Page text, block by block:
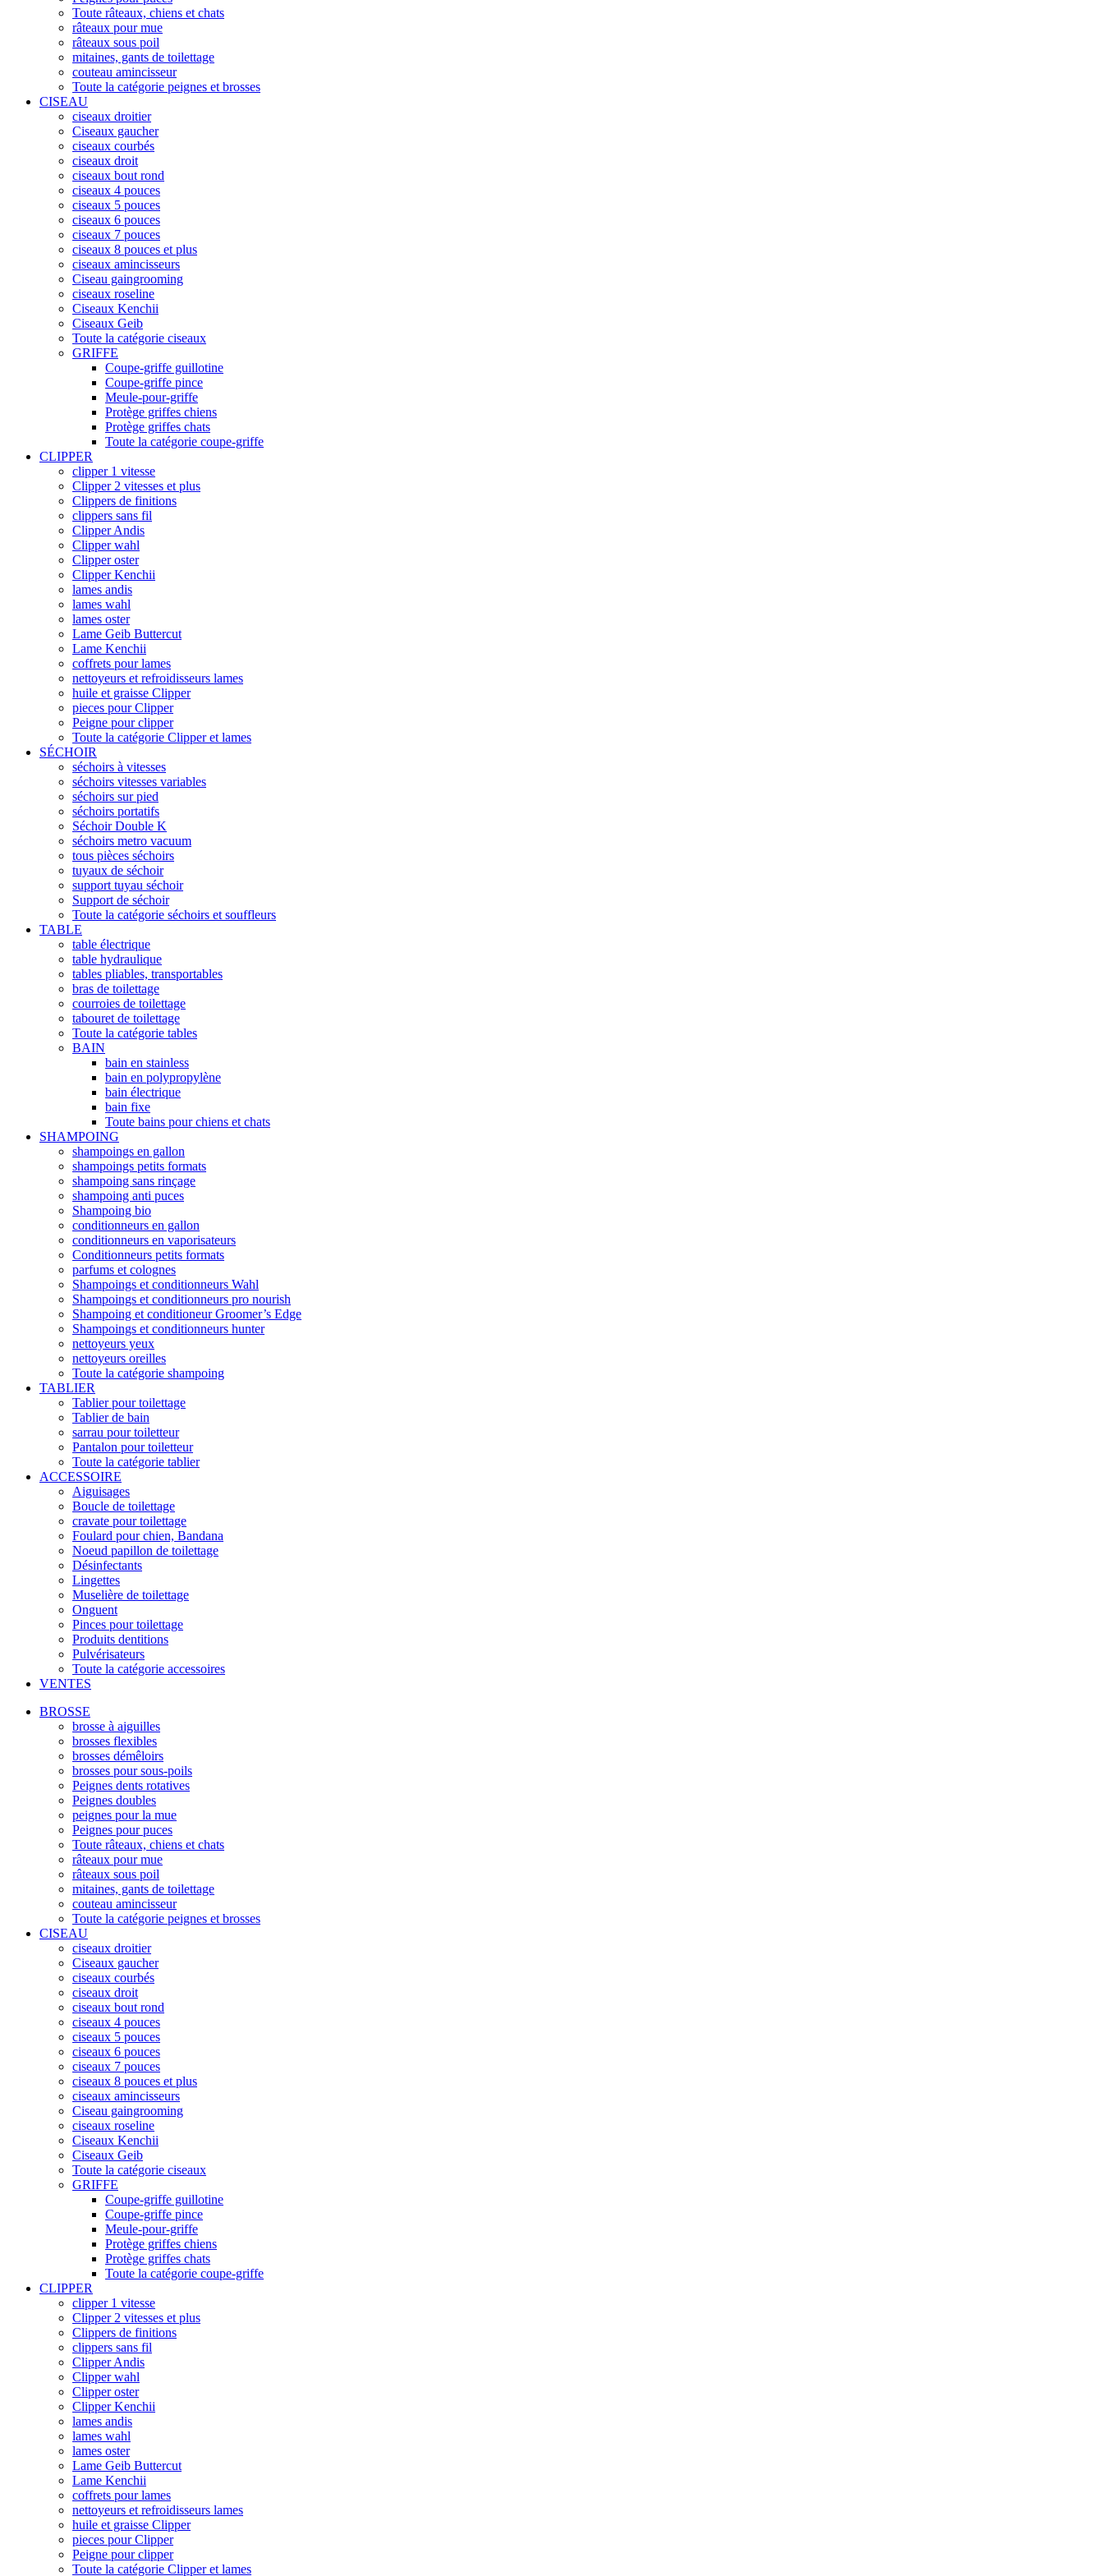
Toute râteaux, chiens et chats
râteaux pour mue
râteaux sous poil
mitaines, gants de toilettage
couteau amincisseur
Toute la catégorie peignes et brosses
CISEAU
ciseaux droitier
Ciseaux gaucher
ciseaux courbés
ciseaux droit
ciseaux bout rond
ciseaux 4 pouces
ciseaux 5 pouces
ciseaux 6 pouces
ciseaux 7 pouces
ciseaux 8 pouces et plus
ciseaux amincisseurs
Ciseau gaingrooming
ciseaux roseline
Ciseaux Kenchii
Ciseaux Geib
Toute la catégorie ciseaux
GRIFFE
Coupe-griffe guillotine
Coupe-griffe pince
Meule-pour-griffe
Protège griffes chiens
Protège griffes chats
Toute la catégorie coupe-griffe
CLIPPER
clipper 1 vitesse
Clipper 2 vitesses et plus
Clippers de finitions
clippers sans fil
Clipper Andis
Clipper wahl
Clipper oster
Clipper Kenchii
lames andis
lames wahl
lames oster
Lame Geib Buttercut
Lame Kenchii
coffrets pour lames
nettoyeurs et refroidisseurs lames
huile et graisse Clipper
pieces pour Clipper
Peigne pour clipper
Toute la catégorie Clipper et lames
SÉCHOIR
séchoirs à vitesses
séchoirs vitesses variables
séchoirs sur pied
séchoirs portatifs
Séchoir Double K
séchoirs metro vacuum
tous pièces séchoirs
tuyaux de séchoir
support tuyau séchoir
Support de séchoir
Toute la catégorie séchoirs et souffleurs
TABLE
table électrique
table hydraulique
tables pliables, transportables
bras de toilettage
courroies de toilettage
tabouret de toilettage
Toute la catégorie tables
BAIN
bain en stainless
bain en polypropylène
bain électrique
bain fixe
Toute bains pour chiens et chats
SHAMPOING
shampoings en gallon
shampoings petits formats
shampoing sans rinçage
shampoing anti puces
Shampoing bio
conditionneurs en gallon
conditionneurs en vaporisateurs
Conditionneurs petits formats
parfums et colognes
Shampoings et conditionneurs Wahl
Shampoings et conditionneurs pro nourish
Shampoing et conditioneur Groomer’s Edge
Shampoings et conditionneurs hunter
nettoyeurs yeux
nettoyeurs oreilles
Toute la catégorie shampoing
TABLIER
Tablier pour toilettage
Tablier de bain
sarrau pour toiletteur
Pantalon pour toiletteur
Toute la catégorie tablier
ACCESSOIRE
Aiguisages
Boucle de toilettage
cravate pour toilettage
Foulard pour chien, Bandana
Noeud papillon de toilettage
Désinfectants
Lingettes
Muselière de toilettage
Onguent
Pinces pour toilettage
Produits dentitions
Pulvérisateurs
Toute la catégorie accessoires
VENTES
BROSSE
brosse à aiguilles
brosses flexibles
brosses démêloirs
brosses pour sous-poils
Peignes dents rotatives
Peignes doubles
peignes pour la mue
Peignes pour puces
Toute râteaux, chiens et chats
râteaux pour mue
râteaux sous poil
mitaines, gants de toilettage
couteau amincisseur
Toute la catégorie peignes et brosses
CISEAU
ciseaux droitier
Ciseaux gaucher
ciseaux courbés
ciseaux droit
ciseaux bout rond
ciseaux 4 pouces
ciseaux 5 pouces
ciseaux 6 pouces
ciseaux 7 pouces
ciseaux 8 pouces et plus
ciseaux amincisseurs
Ciseau gaingrooming
ciseaux roseline
Ciseaux Kenchii
Ciseaux Geib
Toute la catégorie ciseaux
GRIFFE
Coupe-griffe guillotine
Coupe-griffe pince
Meule-pour-griffe
Protège griffes chiens
Protège griffes chats
Toute la catégorie coupe-griffe
CLIPPER
clipper 1 vitesse
Clipper 2 vitesses et plus
Clippers de finitions
clippers sans fil
Clipper Andis
Clipper wahl
Clipper oster
Clipper Kenchii
lames andis
lames wahl
lames oster
Lame Geib Buttercut
Lame Kenchii
coffrets pour lames
nettoyeurs et refroidisseurs lames
huile et graisse Clipper
pieces pour Clipper
Peigne pour clipper
Toute la catégorie Clipper et lames